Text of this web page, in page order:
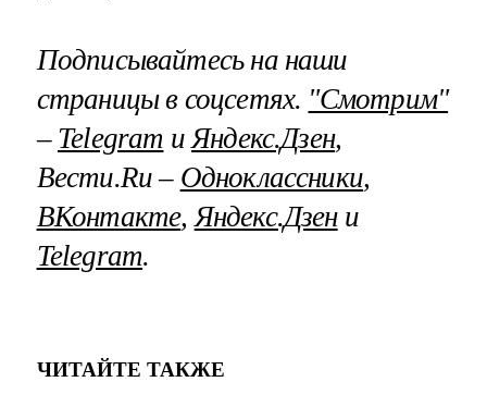
Подписывайтесь на наши
страницы в соцсетях. "Смотрим"
– Telegram и Яндекс.Дзен,
Вести.Ru – Одноклассники,
ВКонтакте, Яндекс.Дзени
Telegram.
ЧИТАЙТЕ ТАКЖЕ